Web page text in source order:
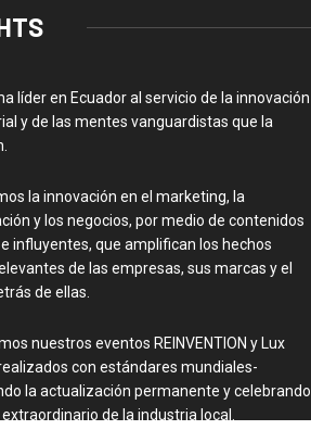
líder en Ecuador al servicio de la innovación
y de las mentes vanguardistas que la
la innovación en el marketing, la
y los negocios, por medio de contenidos
influyentes, que amplifican los hechos
de las empresas, sus marcas y el
de ellas.
nuestros eventos REINVENTION y Lux
con estándares mundiales-
la actualización permanente y celebrando
de la industria local.